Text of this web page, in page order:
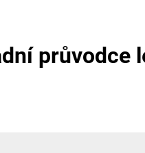
průvodce